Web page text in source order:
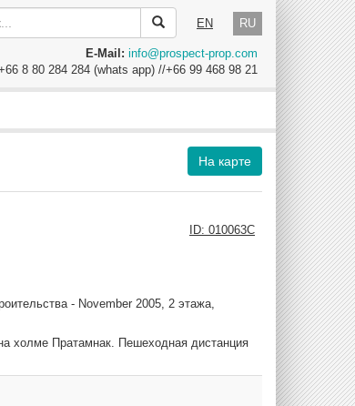
EN RU
E-Mail: info@prospect-prop.com
8 80 284 284 (whats app) //+66 99 468 98 21
На карте
ID: 010063C
- November 2005, 2 этажа,
холме Пратамнак. Пешеходная дистанция